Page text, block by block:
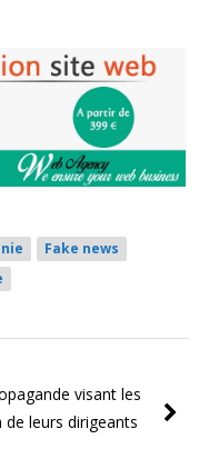
Fake news
visant les
leurs dirigeants